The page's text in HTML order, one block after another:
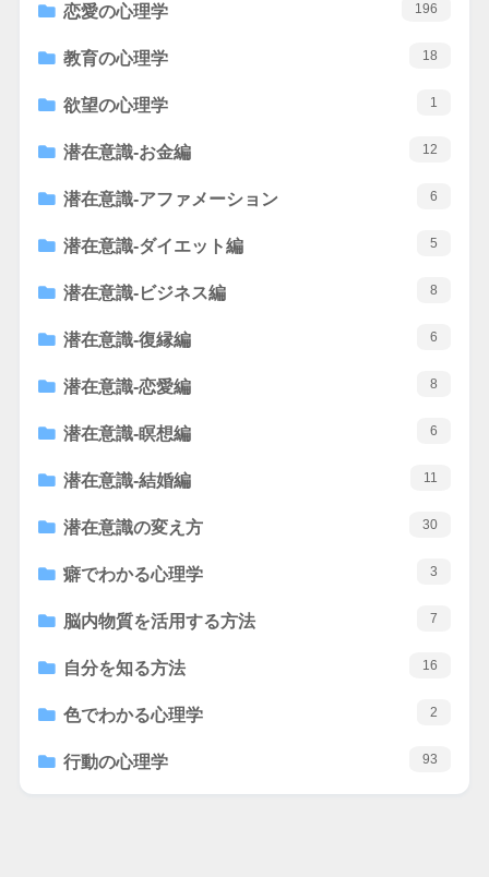
恋愛の心理学 196
教育の心理学 18
欲望の心理学 1
潜在意識-お金編 12
潜在意識-アファメーション 6
潜在意識-ダイエット編 5
潜在意識-ビジネス編 8
潜在意識-復縁編 6
潜在意識-恋愛編 8
潜在意識-瞑想編 6
潜在意識-結婚編 11
潜在意識の変え方 30
癖でわかる心理学 3
脳内物質を活用する方法 7
自分を知る方法 16
色でわかる心理学 2
行動の心理学 93